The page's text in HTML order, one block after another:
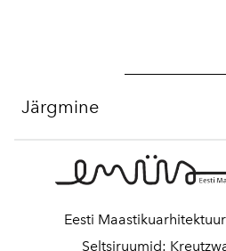
cxwfunding@gmail.com)
without being scammed has
for the customer. The issue of
as well as finding a loan from a
Järgmine
Eesti
Seltsiruumid: